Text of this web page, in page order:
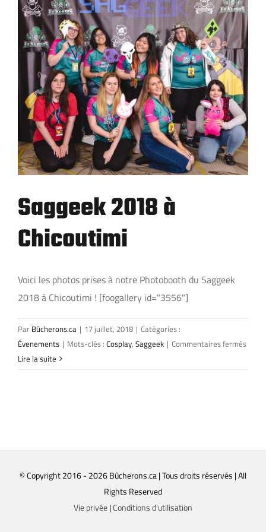
Saggeek 2018 à
Chicoutimi
Voici les photos prises à notre Photobooth du Saggeek
2018 à Chicoutimi ! [foogallery id="3556"]
Par Bûcherons.ca | 17 juillet, 2018 | Catégories :
Évenements | Mots-clés : Cosplay, Saggeek | Commentaires ferméssur
Lire la suite
© Copyright 2016 -2026 Bûcherons.ca | Tous droits réservés | All
Rights Reserved
Vie privée|Conditions d'utilisation